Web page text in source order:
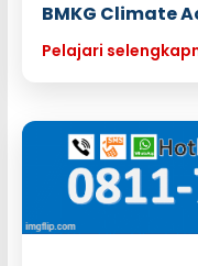
BMKG Climate
Pelajari